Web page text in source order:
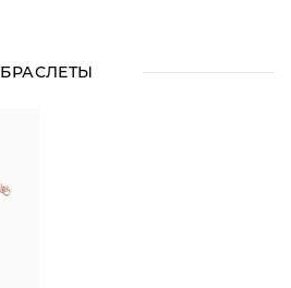
БРАСЛЕТЫ